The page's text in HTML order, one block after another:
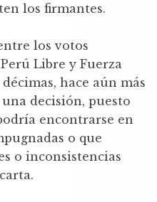
los firmantes.
los votos
Libre y Fuerza
hace aún más
decisión, puesto
encontrarse en
o que
o inconsistencias